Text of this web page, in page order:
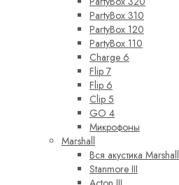
PartyBox 310
PartyBox 120
PartyBox 110
Charge 6
Flip 7
Flip 6
Clip 5
GO 4
Микрофоны
Marshall
Вся акустика Marshall
Stanmore III